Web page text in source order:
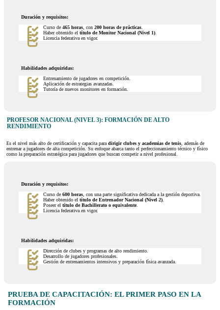
Duración y requisitos:
Curso de 465 horas , con 200 horas de prácticas
Haber obtenido el título de Monitor Nacional (Nivel 1)
Licencia federativa en vigor.
Habilidades adquiridas:
Entrenamiento de jugadores en competición.
Aplicación de estrategias avanzadas.
Tutoría de nuevos monitores en formación.
PROFESOR NACIONAL (NIVEL 3): FORMACIÓN DE ALTO
RENDIMIENTO
Es el nivel más alto de certificación y capacita para dirigir clubes y academias de tenis , además de
entrenar a jugadores de alta competición. Su enfoque abarca tanto el perfeccionamiento técnico y físico
como la preparación estratégica para jugadores que buscan competir a nivel profesional.
Duración y requisitos:
Curso de 600 horas , con una parte significativa dedicada a la gestión deportiva.
Haber obtenido el título de Entrenador Nacional (Nivel 2)
Poseer el título de Bachillerato o equivalente.
Licencia federativa en vigor.
Habilidades adquiridas:
Dirección de clubes y programas de alto rendimiento.
Desarrollo de jugadores profesionales.
Gestión de entrenamientos intensivos y preparación física avanzada.
PRUEBA DE CAPACITACIÓN: EL PRIMER PASO EN LA
FORMACIÓN